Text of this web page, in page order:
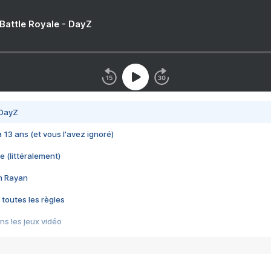
Royale - DayZ
13 ans (et vous l'avez ignoré)
(littéralement)
Rayan
toutes les règles
les jeux vidéo